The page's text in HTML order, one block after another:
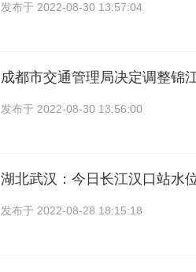
发布于 2022-08-30 13:57:04
成都市交通管理局决定调整锦
发布于 2022-08-30 13:56:00
湖北武汉：今日长江汉口站水
发布于 2022-08-28 18:15:18